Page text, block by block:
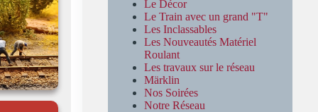
Le Décor
Le Train avec un grand "T"
Les Inclassables
Les Nouveautés Matériel
Roulant
Les travaux sur le réseau
Märklin
Nos Soirées
Notre Réseau